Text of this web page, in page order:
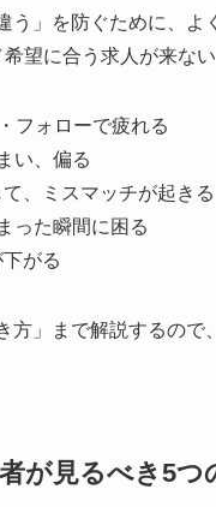
」を防ぐために、よ
望に合う求人が来な
フォローで疲れる
い、偏る
、ミスマッチが起きる
った瞬間に困る
がる
方」まで解説するので
が見るべき5つ